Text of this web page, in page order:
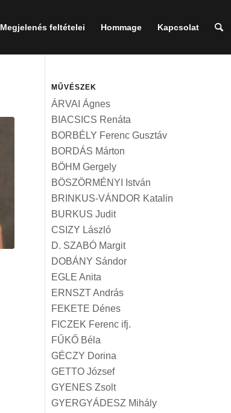
Megjelenés feltételei Hommage Kapcsolat
MŰVÉSZEK
ÁRVAI Ágnes
BIACSICS Renáta
BORBÉLY Ferenc Gusztáv
BORDÁS Márton
BÖHM Gergely
BÖSZÖRMÉNYI István
BRINKUS-VÁNDOR Katalin
BURKUS Judit
CSIZY László
D. SZABÓ Margit
DOBÁNY Sándor
EGLE Anita
ERNSZT András
FEKETE Dénes
FICZEK Ferenc ifj.
FŰKŐ Béla
GÉCZY Dorina
GETTO József
GYENES Zsolt
GYERGYÁDESZ Mihály